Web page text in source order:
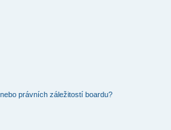
právních záležitostí boardu?